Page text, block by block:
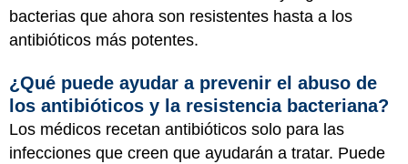
bacterias que ahora son resistentes hasta a los
antibióticos más potentes.
¿Qué puede ayudar a prevenir el abuso de
los antibióticos y la resistencia bacteriana?
Los médicos recetan antibióticos solo para las
infecciones que creen que ayudarán a tratar. Puede